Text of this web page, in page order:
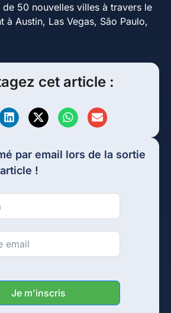
cet article :
par email lors de la sortie
!
Je m'inscris
de 50 nouvelles villes à travers le
à Austin, Las Vegas, São Paulo,